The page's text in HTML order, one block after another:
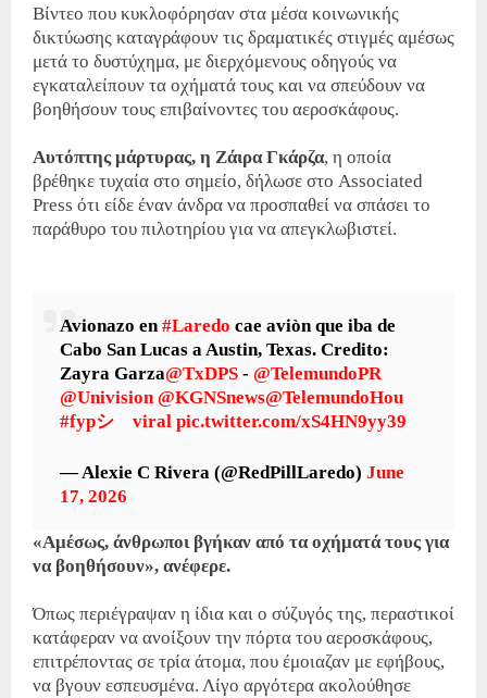
Βίντεο που κυκλοφόρησαν στα μέσα κοινωνικής
δικτύωσης καταγράφουν τις δραματικές στιγμές αμέσως
μετά το δυστύχημα, με διερχόμενους οδηγούς να
εγκαταλείπουν τα οχήματά τους και να σπεύδουν να
βοηθήσουν τους επιβαίνοντες του αεροσκάφους.
Αυτόπτης μάρτυρας, η Ζάιρα Γκάρζα, η οποία
βρέθηκε τυχαία στο σημείο, δήλωσε στο Associated
Press ότι είδε έναν άνδρα να προσπαθεί να σπάσει το
παράθυρο του πιλοτηρίου για να απεγκλωβιστεί.
Avionazo en#Laredo cae aviòn que iba de
Cabo San Lucas a Austin, Texas. Credito:
Zayra Garza@TxDPS - @TelemundoPR
@Univision @KGNSnews@TelemundoHou
#fypシ゚viral pic.twitter.com/xS4HN9yy39
— Alexie C Rivera (@RedPillLaredo) June
17, 2026
«Αμέσως, άνθρωποι βγήκαν από τα οχήματά τους για
να βοηθήσουν», ανέφερε.
Όπως περιέγραψαν η ίδια και ο σύζυγός της, περαστικοί
κατάφεραν να ανοίξουν την πόρτα του αεροσκάφους,
επιτρέποντας σε τρία άτομα, που έμοιαζαν με εφήβους,
να βγουν εσπευσμένα. Λίγο αργότερα ακολούθησε